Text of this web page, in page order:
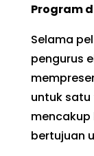
Program
Selama
pengurus
untuk satu
bertujuan